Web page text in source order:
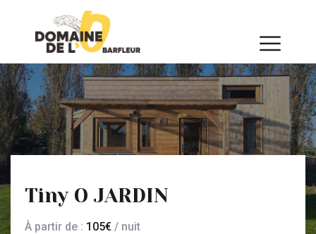
Tiny O JARDIN
À partir de : 105€ / nuit